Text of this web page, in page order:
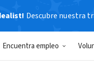
Descubre nuestra
Encuentra empleo